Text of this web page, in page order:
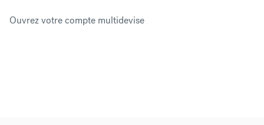
Ouvrez votre compte multidevise